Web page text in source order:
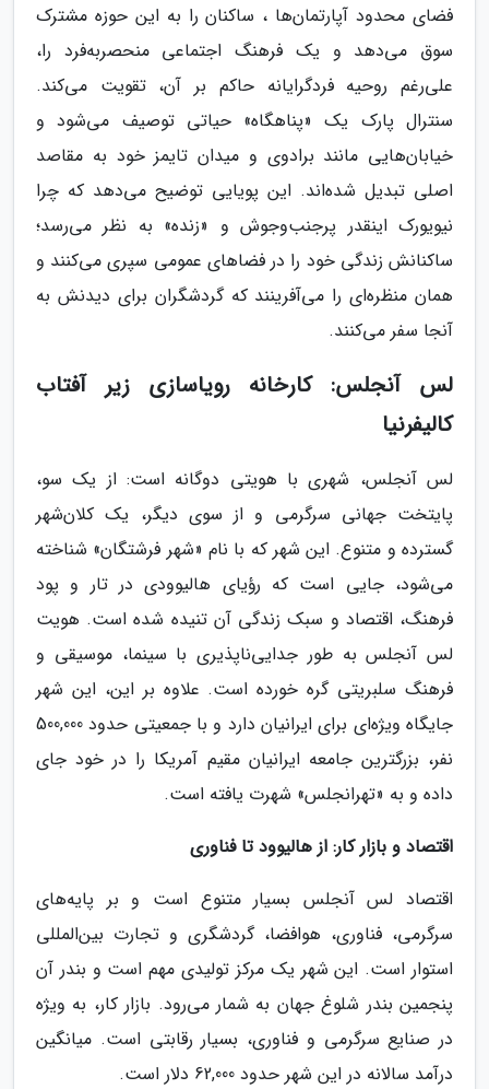
فضای محدود آپارتمان‌ها ، ساکنان را به این حوزه مشترک
سوق می‌دهد و یک فرهنگ اجتماعی منحصربه‌فرد را،
علی‌رغم روحیه فردگرایانه حاکم بر آن، تقویت می‌کند.
سنترال پارک یک «پناهگاه» حیاتی توصیف می‌شود و
خیابان‌هایی مانند برادوی و میدان تایمز خود به مقاصد
اصلی تبدیل شده‌اند. این پویایی توضیح می‌دهد که چرا
نیویورک اینقدر پرجنب‌وجوش و «زنده» به نظر می‌رسد؛
ساکنانش زندگی خود را در فضاهای عمومی سپری می‌کنند و
همان منظره‌ای را می‌آفرینند که گردشگران برای دیدنش به
آنجا سفر می‌کنند.
لس آنجلس: کارخانه رویاسازی زیر آفتاب
کالیفرنیا
لس آنجلس، شهری با هویتی دوگانه است: از یک سو،
پایتخت جهانی سرگرمی و از سوی دیگر، یک کلان‌شهر
گسترده و متنوع. این شهر که با نام «شهر فرشتگان» شناخته
می‌شود، جایی است که رؤیای هالیوودی در تار و پود
فرهنگ، اقتصاد و سبک زندگی آن تنیده شده است. هویت
لس آنجلس به طور جدایی‌ناپذیری با سینما، موسیقی و
فرهنگ سلبریتی گره خورده است. علاوه بر این، این شهر
جایگاه ویژه‌ای برای ایرانیان دارد و با جمعیتی حدود 500,000
نفر، بزرگترین جامعه ایرانیان مقیم آمریکا را در خود جای
داده و به «تهرانجلس» شهرت یافته است.
اقتصاد و بازار کار: از هالیوود تا فناوری
اقتصاد لس آنجلس بسیار متنوع است و بر پایه‌های
سرگرمی، فناوری، هوافضا، گردشگری و تجارت بین‌المللی
استوار است. این شهر یک مرکز تولیدی مهم است و بندر آن
پنجمین بندر شلوغ جهان به شمار می‌رود. بازار کار، به ویژه
در صنایع سرگرمی و فناوری، بسیار رقابتی است. میانگین
درآمد سالانه در این شهر حدود 62,000 دلار است.